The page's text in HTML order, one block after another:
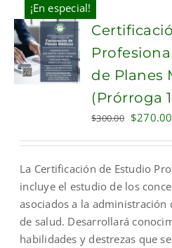
¡En especial!
ADD TO
CART
de Planes
(Prórroga
$300.00 Original
$270.00
La Certificación de Estudio
incluye el estudio de los
asociados a la administración
de salud. Desarrollará
habilidades y destrezas que